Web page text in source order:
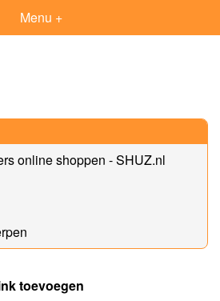
Menu +
online shoppen - SHUZ.nl
toevoegen